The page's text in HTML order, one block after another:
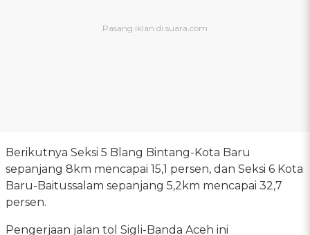
Berikutnya Seksi 5 Blang Bintang-Kota Baru
sepanjang 8km mencapai 15,1 persen, dan Seksi 6 Kota
Baru-Baitussalam sepanjang 5,2km mencapai 32,7
persen.
Pengerjaan jalan tol Sigli-Banda Aceh ini